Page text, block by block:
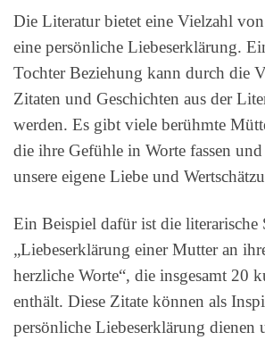
Die Literatur bietet eine Vielzahl
eine persönliche Liebeserklärung.
Tochter Beziehung kann durch die
Zitaten und Geschichten aus der
werden. Es gibt viele berühmte
die ihre Gefühle in Worte fassen
unsere eigene Liebe und
Ein Beispiel dafür ist die literarische
„Liebeserklärung einer Mutter an
herzliche Worte“, die insgesamt 20
enthält. Diese Zitate können als
persönliche Liebeserklärung dienen